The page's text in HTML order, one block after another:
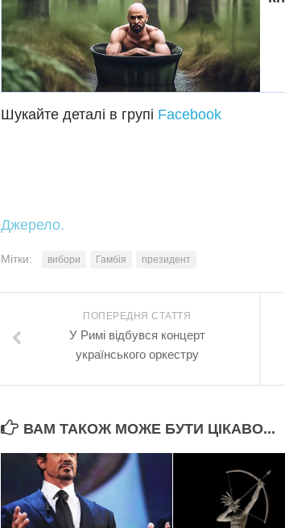
Шукайте деталі в групі Facebook
Джерело.
Мітки: вибори Гамбія президент
ПОПЕРЕДНЯ СТАТТЯ
У Римі відбувся концерт
українського оркестру
ВАМ ТАКОЖ МОЖЕ БУТИ ЦІКАВО...